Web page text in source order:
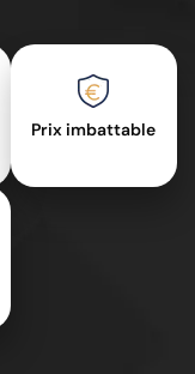
Prix imbattable